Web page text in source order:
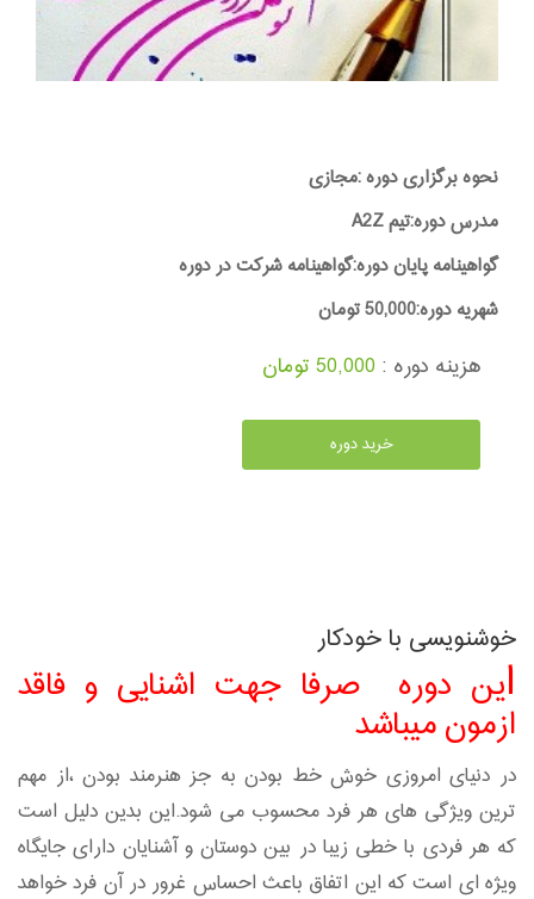
نحوه برگزاری دوره :مجازی
مدرس دوره:تیم A2Z
گواهینامه پایان دوره:گواهینامه شرکت در دوره
شهریه دوره:50,000 تومان
هزینه دوره : 50,000 تومان
خرید دوره
خوشنویسی با خودکار
این دوره صرفا جهت اشنایی و فاقد
ازمون میباشد
در دنیای امروزی خوش خط بودن به جز هنرمند بودن ،از مهم
ترین ویژگی های هر فرد محسوب می شود.این بدین دلیل است
که هر فردی با خطی زیبا در بین دوستان و آشنایان دارای جایگاه
ویژه ای است که این اتفاق باعث احساس غرور در آن فرد خواهد